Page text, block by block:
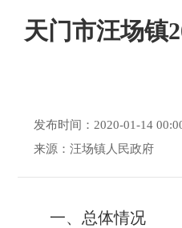
天门市汪场镇
发布时间：2020-01-14
来源：汪场镇人民政府
一、总体情况